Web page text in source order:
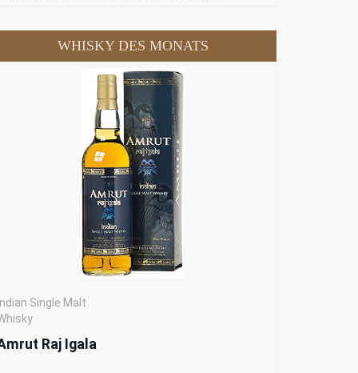
WHISKY DES MONATS
Indian Single Malt
Raj Igala